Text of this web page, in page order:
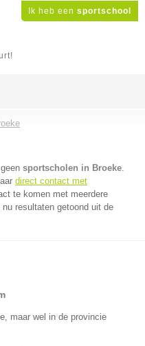
Ik heb een sportschool
sportscholen in Broeke.
direct contact met
te komen met meerdere
resultaten getoond uit de
maar wel in de provincie